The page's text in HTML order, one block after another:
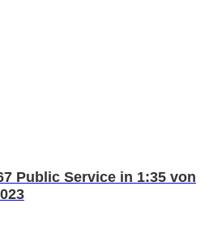
Public Service in 1:35 von